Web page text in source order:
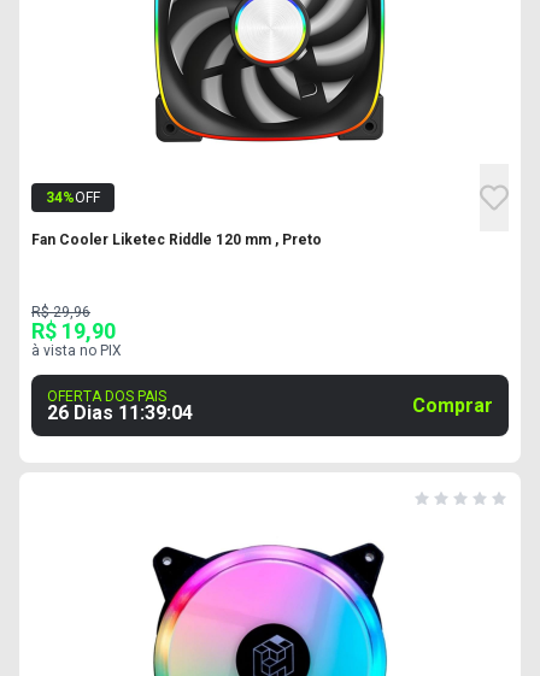
34%OFF
Fan Cooler Liketec Riddle 120 mm , Preto
R$ 29,96
R$ 19,90
à vista no PIX
OFERTA DOS PAIS
26 Dias 11:39:03 Comprar